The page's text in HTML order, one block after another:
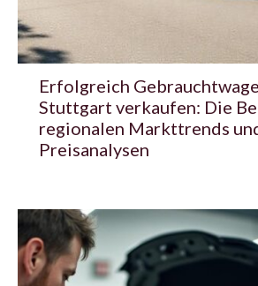
Erfolgreich
Stuttgart verkaufen: Die
regionalen Markttrends
Preisanalysen